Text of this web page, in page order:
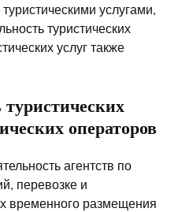
услугами,
туристических
услуг также
операторов
агентств по
перевозке и
временного размещения